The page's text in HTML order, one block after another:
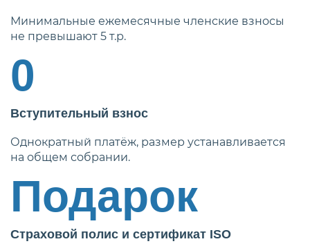
Минимальные ежемесячные членские взносы
не превышают 5 т.р.
0
Вступительный взнос
Однократный платёж, размер устанавливается
на общем собрании.
Подарок
Страховой полис и сертификат ISO